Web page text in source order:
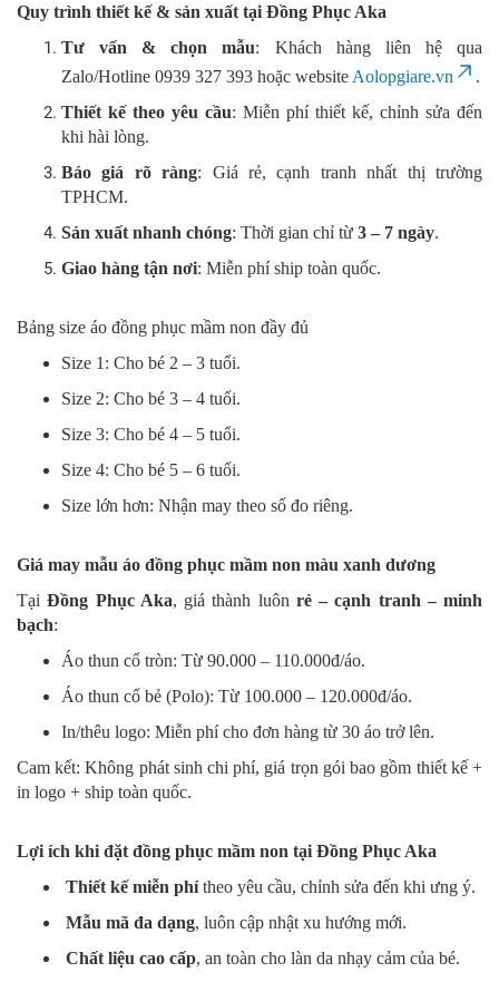
Quy trình thiết kế & sản xuất tại Đồng Phục Aka
Tư vấn & chọn mẫu: Khách hàng liên hệ qua
Zalo/Hotline 0939 327 393 hoặc website Aolopgiare.vn
.
Thiết kế theo yêu cầu: Miễn phí thiết kế, chỉnh sửa đến
khi hài lòng.
Báo giá rõ ràng: Giá rẻ, cạnh tranh nhất thị trường
TPHCM.
Sản xuất nhanh chóng: Thời gian chỉ từ 3 – 7 ngày.
Giao hàng tận nơi: Miễn phí ship toàn quốc.
Bảng size áo đồng phục mầm non đầy đủ
Size 1: Cho bé 2 – 3 tuổi.
Size 2: Cho bé 3 – 4 tuổi.
Size 3: Cho bé 4 – 5 tuổi.
Size 4: Cho bé 5 – 6 tuổi.
Size lớn hơn: Nhận may theo số đo riêng.
Giá may mẫu áo đồng phục mầm non màu xanh dương
TạiĐồng Phục Aka, giá thành luôn rẻ – cạnh tranh – minh
bạch:
Áo thun cổ tròn: Từ 90.000 – 110.000đ/áo.
Áo thun cổ bẻ (Polo): Từ 100.000 – 120.000đ/áo.
In/thêu logo: Miễn phí cho đơn hàng từ 30 áo trở lên.
Cam kết: Không phát sinh chi phí, giá trọn gói bao gồm thiết kế +
in logo + ship toàn quốc.
Lợi ích khi đặt đồng phục mầm non tại Đồng Phục Aka
Thiết kế miễn phítheo yêu cầu, chỉnh sửa đến khi ưng ý.
Mẫu mã đa dạng, luôn cập nhật xu hướng mới.
Chất liệu cao cấp, an toàn cho làn da nhạy cảm của bé.